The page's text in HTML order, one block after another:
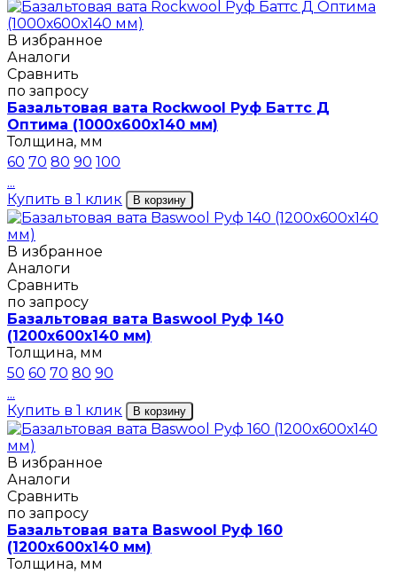
В избранное
Аналоги
Сравнить
по запросу
Базальтовая вата Rockwool Руф Баттс Д
Оптима (1000х600х140 мм)
Толщина, мм
60 70 80 90 100
...
Купить в 1 клик
В корзину
В избранное
Аналоги
Сравнить
по запросу
Базальтовая вата Baswool Руф 140
(1200х600х140 мм)
Толщина, мм
50 60 70 80 90
...
Купить в 1 клик
В корзину
В избранное
Аналоги
Сравнить
по запросу
Базальтовая вата Baswool Руф 160
(1200х600х140 мм)
Толщина, мм